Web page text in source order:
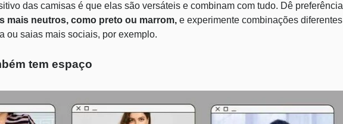
das camisas é que elas são versáteis e combinam com tudo. Dê preferência
mais neutros, como preto ou marrom, e experimente combinações diferentes
ou saias mais sociais, por exemplo.
tem espaço